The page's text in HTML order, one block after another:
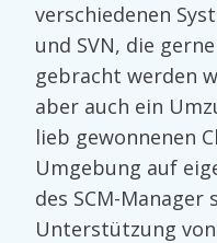
verschiedenen
und SVN, die
gebracht werden
aber auch ein
lieb gewonnenen
Umgebung auf
des SCM-
Unterstützung